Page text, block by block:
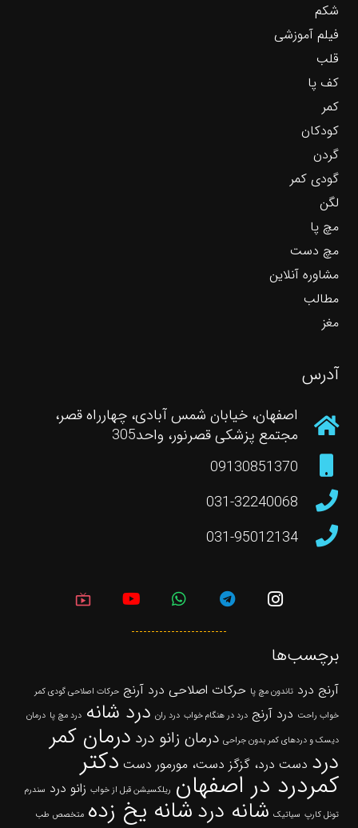
شکم
فیلم آموزشی
قلب
کف پا
کمر
کودکان
گردن
گودی کمر
لگن
مچ پا
مچ دست
مشاوره آنلاین
مطالب
مغز
آدرس
اصفهان، خیابان شمس آبادی، چهارراه قصر،
مجتمع پزشکی قصرنور، واحد305
09130851370
031-32240068
031-95012134
live_tv
برچسب‌ها
آرنج درد تاندون مچ پا حرکات اصلاحی درد آرنج حرکات اصلاحی گودی کمر
خواب راحت درد آرنج درد در هنگام خواب درد ران درد شانه درد مچ پا درمان
دیسک و دردهای کمر بدون جراحی درمان زانو درد درمان کمر
درد دست درد، گزگز دست، مورمور دست دکتر
کمردرد در اصفهان ریلکسیشن قبل از خواب زانو درد سندرم
تونل کارپ سیاتیک شانه دردشانه یخ زده متخصص طب